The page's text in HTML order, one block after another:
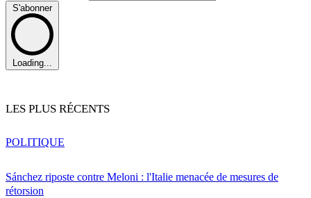
S'abonner
Loading...
LES PLUS RÉCENTS
Sánchez riposte contre Meloni : l'Italie menacée de mesures de
rétorsion
POLITIQUE